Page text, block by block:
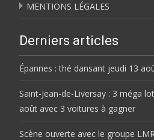
MENTIONS LÉGALES
Derniers articles
Épannes : thé dansant jeudi 13
Saint-Jean-de-Liversay : 3 méga
août avec 3 voitures à gagner
Scène ouverte avec le groupe